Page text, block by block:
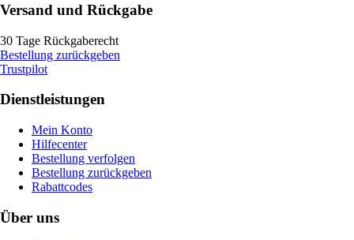
Versand und Rückgabe
30 Tage Rückgaberecht
Bestellung zurückgeben
Trustpilot
Dienstleistungen
Mein Konto
Hilfecenter
Bestellung verfolgen
Bestellung zurückgeben
Rabattcodes
Über uns